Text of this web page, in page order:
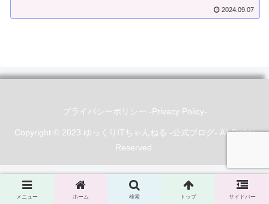
2024.09.07
プライバシーポリシー -Privacy Policy-
Copyright © 2023 ゆっくりITちゃんねる -公式ブログ- All Rights
Reserved.
メニュー ホーム 検索 トップ サイドバー